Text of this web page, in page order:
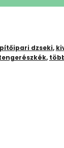
dzseki,
,